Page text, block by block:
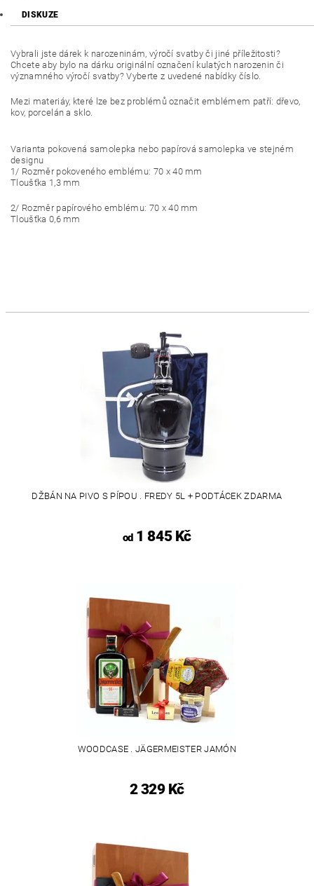
DISKUZE
Vybrali jste dárek k narozeninám, výročí svatby či jiné příležitosti?
Chcete aby bylo na dárku originální označení kulatých narozenin či
významného výročí svatby? Vyberte z uvedené nabídky číslo.
Mezi materiáy, které lze bez problémů označit emblémem patří: dřevo,
kov, porcelán a sklo.
Varianta pokovená samolepka nebo papírová samolepka ve stejném
designu
1/ Rozměr pokoveného emblému: 70 x 40 mm
Tloušťka 1,3 mm
2/ Rozměr papírového emblému: 70 x 40 mm
Tloušťka 0,6 mm
DŽBÁN NA PIVO S PÍPOU . FREDY 5L + PODTÁCEK ZDARMA
od1 845 Kč
WOODCASE . JÄGERMEISTER JAMÓN
2 329 Kč